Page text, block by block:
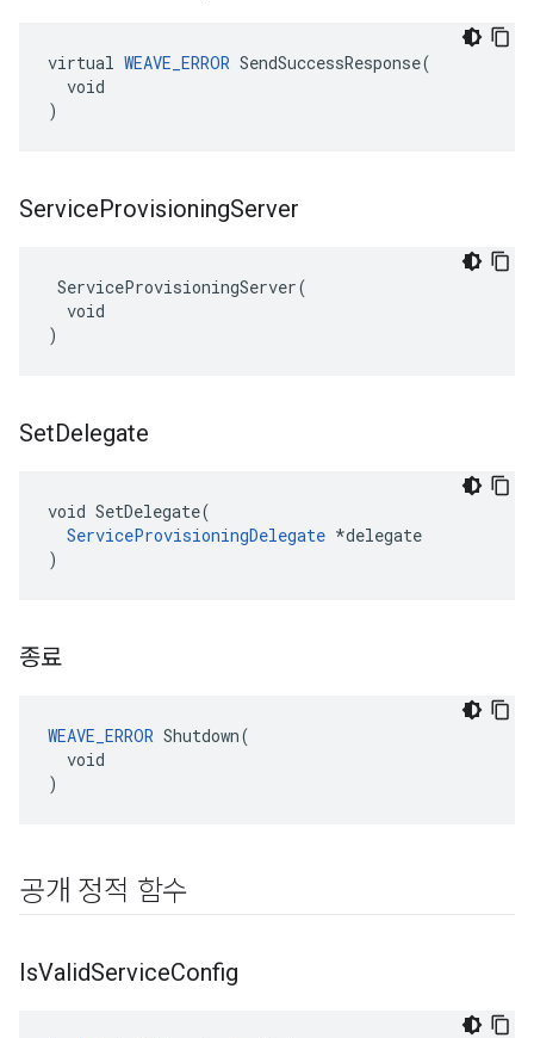
virtual WEAVE_ERROR SendSuccessResponse(
  void
)
ServiceProvisioningServer
ServiceProvisioningServer(
  void
)
SetDelegate
void SetDelegate(
ServiceProvisioningDelegate *delegate
)
종료
WEAVE_ERROR Shutdown(
  void
)
공개 정적 함수
IsValidServiceConfig